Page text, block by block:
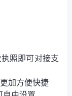
照即可对接支
加方便快捷